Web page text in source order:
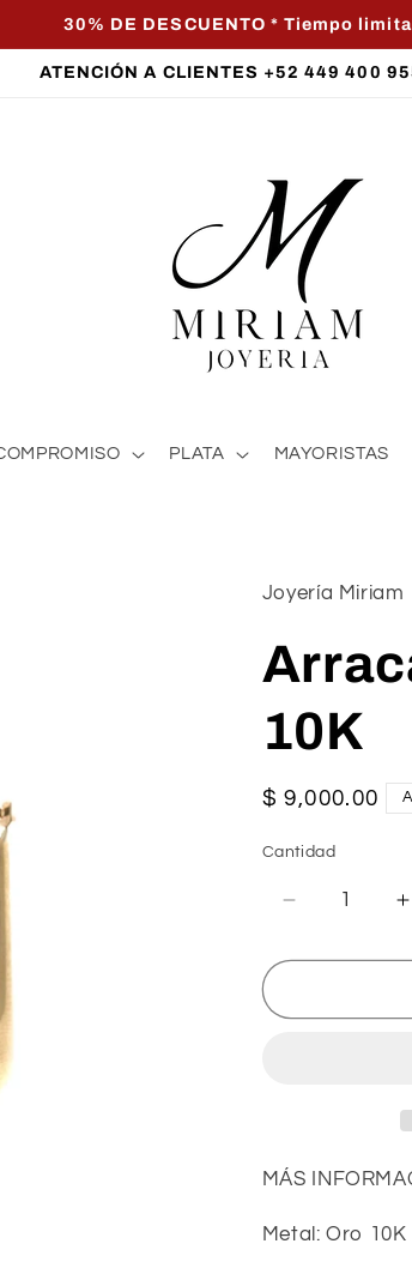
30% DE DESCUENTO * Tiempo
ATENCIÓN A CLIENTES +52 449 400
PLATA MAYORISTAS
Joyería Miriam
10K
Precio
$ 9,000.00
Cantidad
Reducir
para
Rectangular
MÁS
Metal: Oro 10K